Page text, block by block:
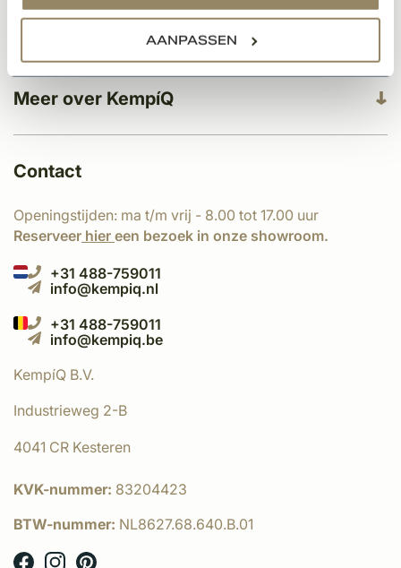
AANPASSEN
Meer over KempíQ
Categorieën
Contact
Openingstijden: ma t/m vrij - 8.00 tot 17.00 uur
Reserveer hier een bezoek in onze showroom.
+31 488-759011
info@kempiq.nl
+31 488-759011
info@kempiq.be
KempíQ B.V.
Industrieweg 2-B
4041 CR Kesteren
KVK-nummer: 83204423
BTW-nummer: NL8627.68.640.B.01